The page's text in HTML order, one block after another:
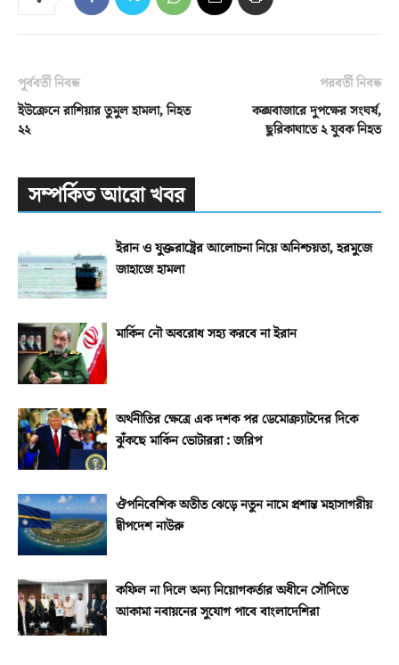
পূর্ববর্তী নিবন্ধ
ইউক্রেনে রাশিয়ার তুমুল হামলা, নিহত
২২
পরবর্তী নিবন্ধ
কক্সবাজারে দুপক্ষের সংঘর্ষ,
ছুরিকাঘাতে ২ যুবক নিহত
সম্পর্কিত আরো খবর
ইরান ও যুক্তরাষ্ট্রের আলোচনা নিয়ে অনিশ্চয়তা, হরমুজে
জাহাজে হামলা
মার্কিন নৌ অবরোধ সহ্য করবে না ইরান
অর্থনীতির ক্ষেত্রে এক দশক পর ডেমোক্র্যাটদের দিকে
ঝুঁকছে মার্কিন ভোটাররা : জরিপ
ঔপনিবেশিক অতীত ঝেড়ে নতুন নামে প্রশান্ত মহাসাগরীয়
দ্বীপদেশ নাউরু
কফিল না দিলে অন্য নিয়োগকর্তার অধীনে সৌদিতে
আকামা নবায়নের সুযোগ পাবে বাংলাদেশিরা